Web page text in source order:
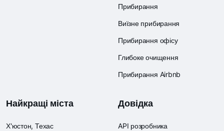
Прибирання
Виїзне прибирання
Прибирання офісу
Глибоке очищення
Прибирання Airbnb
Найкращі міста
Х'юстон, Техас
Довідка
API розробника